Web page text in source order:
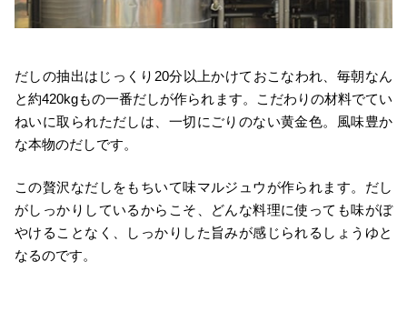
だしの抽出はじっくり20分以上かけておこなわれ、毎朝なん
と約420kgもの一番だしが作られます。こだわりの材料でてい
ねいに取られただしは、一切にごりのない黄金色。風味豊か
な本物のだしです。
この贅沢なだしをもちいて味マルジュウが作られます。だし
がしっかりしているからこそ、どんな料理に使っても味がぼ
やけることなく、しっかりした旨みが感じられるしょうゆと
なるのです。